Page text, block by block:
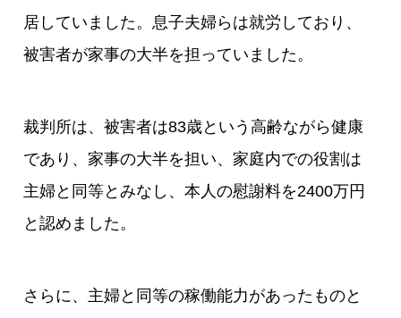
居していました。息子夫婦らは就労しており、
被害者が家事の大半を担っていました。
裁判所は、被害者は83歳という高齢ながら健康
であり、家事の大半を担い、家庭内での役割は
主婦と同等とみなし、本人の慰謝料を2400万円
と認めました。
さらに、主婦と同等の稼働能力があったものと